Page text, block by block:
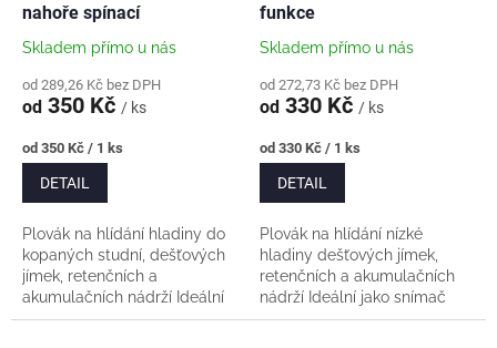
nahoře spínací
Skladem přímo u nás
od 289,26 Kč bez DPH
od 350 Kč / ks
Měrná
cena:
od 350 Kč / 1 ks
DETAIL
Plovák na hlídání hladiny do
kopaných studní, dešťových
jímek, retenčních a
akumulačních nádrží Ideální
jako ochrana proti chodu na
funkce
Skladem přímo u nás
od 272,73 Kč bez DPH
od 330 Kč / ks
Měrná
cena:
od 330 Kč / 1 ks
DETAIL
Plovák na hlídání nízké
hladiny dešťových jímek,
retenčních a akumulačních
nádrží Ideální jako snímač
nízké hladiny pro sepnutí